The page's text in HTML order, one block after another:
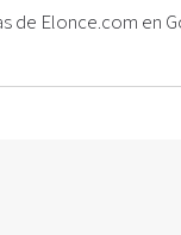
de Elonce.com en